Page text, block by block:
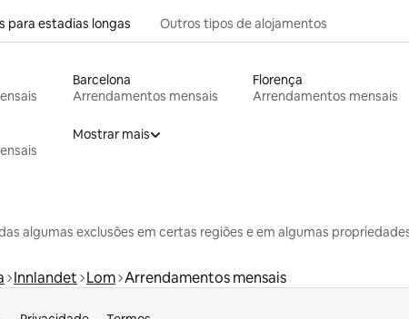
para estadias longas Outros tipos de alojamentos
Barcelona
Arrendamentos mensais
Florença
Arrendamentos mensais
Mostrar mais
algumas exclusões em certas regiões e em algumas
Innlandet Lom Arrendamentos mensais